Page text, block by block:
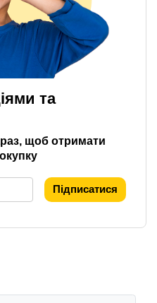
та
щоб отримати
Підписатися